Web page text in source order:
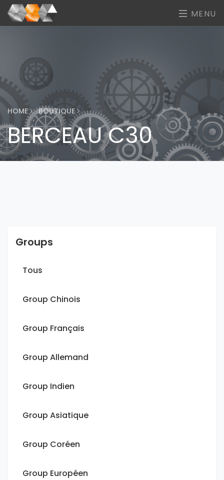
MENU
HOME BOUTIQUE
BERCEAU C30
Groups
Tous
Group Chinois
Group Français
Group Allemand
Group Indien
Group Asiatique
Group Coréen
Group Européen